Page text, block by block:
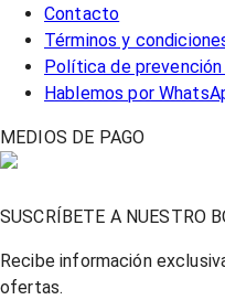
Contacto
Términos y
Política de
Hablemos por
MEDIOS DE PAGO
SUSCRÍBETE A NUESTRO
Recibe información
ofertas.